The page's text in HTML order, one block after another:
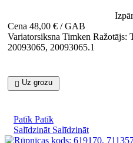
Cena 48,00 € / GAB
Variatorsiksna Timken Ražotājs:
20093065, 20093065.1
 Uz grozu
Patīk Patīk
Salīdzināt Salīdzināt